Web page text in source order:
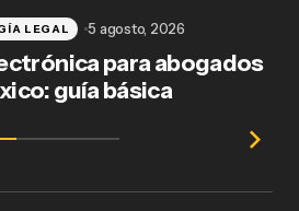
para abogados
guía básica
LEGAL 5 agosto, 2026